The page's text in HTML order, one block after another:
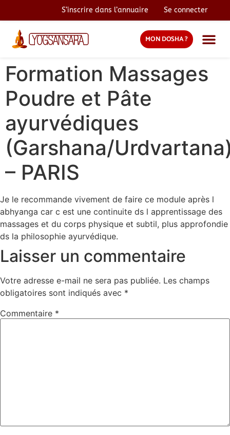
S’inscrire dans l’annuaire Se connecter
MON DOSHA ?
Formation Massages
Poudre et Pâte
ayurvédiques
(Garshana/
– PARIS
Je le recommande vivement de faire ce module après l
abhyanga car c est une continuite ds l apprentissage des
massages et du corps physique et subtil, plus approfondie
ds la philosophie ayurvédique.
Laisser un commentaire
Votre adresse e-mail ne sera pas publiée. Les champs
obligatoires sont indiqués avec *
Commentaire *